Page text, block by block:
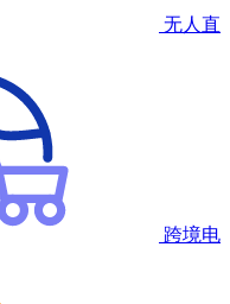
无人直
跨境电